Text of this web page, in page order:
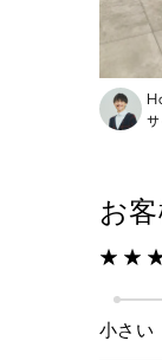
お
小さい